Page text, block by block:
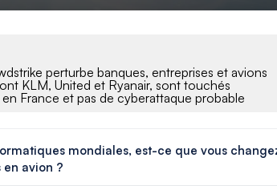
perturbe banques, entreprises et avions
KLM, United et Ryanair, sont touchés
France et pas de cyberattaque probable
mondiales, est-ce que vous
avion ?